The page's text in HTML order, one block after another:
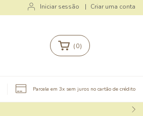
Iniciar sessão | Criar uma conta
(0)
Parcele em 3x sem juros no cartão de crédito